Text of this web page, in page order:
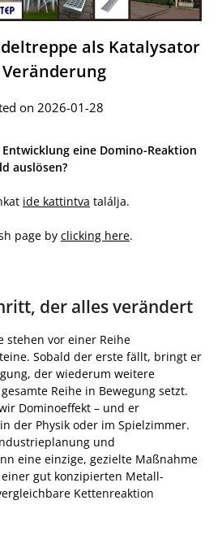
als Katalysator
on 2026-01-28
eine Domino-Reaktion
auslösen?
ide kattintva találja.
page by clicking here.
der alles verändert
stehen vor einer Reihe
Sobald der erste fällt, bringt er
der wiederum weitere
Reihe in Bewegung setzt.
Dominoeffekt – und er
der Physik oder im Spielzimmer.
und
eine einzige, gezielte Maßnahme
gut konzipierten Metall-
Kettenreaktion